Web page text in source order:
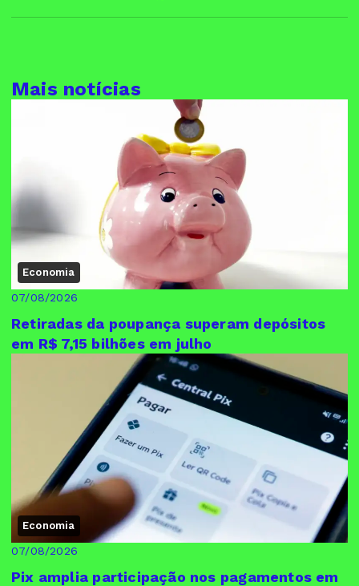
Mais notícias
Economia
07/08/2026
Retiradas da poupança superam depósitos
em R$ 7,15 bilhões em julho
Economia
07/08/2026
Pix amplia participação nos pagamentos em